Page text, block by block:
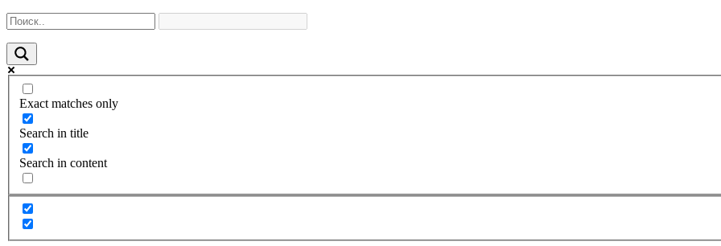
Exact matches only
Search in title
Search in content